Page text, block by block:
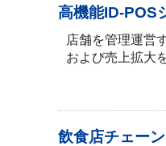
高機能ID-POS
店舗を管理運営
および売上拡大
飲食店チェー